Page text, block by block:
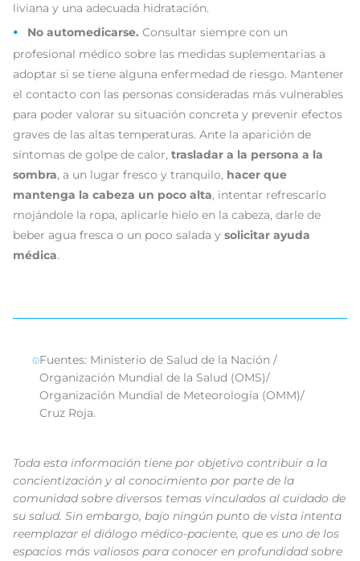
liviana y una adecuada hidratación.
No automedicarse. Consultar siempre con un
profesional médico sobre las medidas suplementarias a
adoptar si se tiene alguna enfermedad de riesgo. Mantener
el contacto con las personas consideradas más vulnerables
para poder valorar su situación concreta y prevenir efectos
graves de las altas temperaturas. Ante la aparición de
síntomas de golpe de calor, trasladar a la persona a la
sombra, a un lugar fresco y tranquilo, hacer que
mantenga la cabeza un poco alta, intentar refrescarlo
mojándole la ropa, aplicarle hielo en la cabeza, darle de
beber agua fresca o un poco salada y solicitar ayuda
médica.
Fuentes: Ministerio de Salud de la Nación /
Organización Mundial de la Salud (OMS)/
Organización Mundial de Meteorología (OMM)/
Cruz Roja.
Toda esta información tiene por objetivo contribuir a la
concientización y al conocimiento por parte de la
comunidad sobre diversos temas vinculados al cuidado de
su salud. Sin embargo, bajo ningún punto de vista intenta
reemplazar el diálogo médico-paciente, que es uno de los
espacios más valiosos para conocer en profundidad sobre